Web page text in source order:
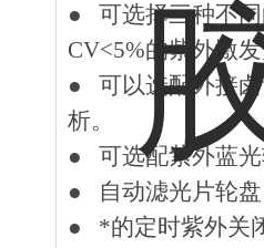
● 可选择三种不同
CV<5%的紫外激
● 可以选配外接卤
析。
● 可选配紫外蓝光
● 自动滤光片轮盘
● *的定时紫外关